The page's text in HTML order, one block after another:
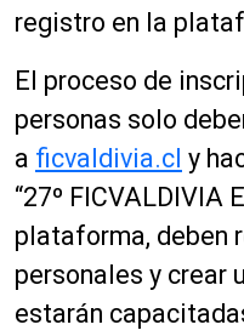
registro en la
El proceso de
personas solo
a ficvaldivia.cl y
“27º FICVALDIVIA
plataforma, deben
personales y crear
estarán